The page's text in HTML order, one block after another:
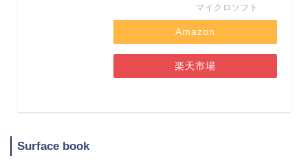
マイクロソフト
Amazon
楽天市場
Surface book